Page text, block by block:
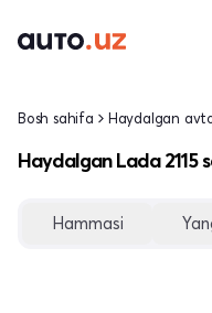
Bosh sahifa Haydalgan
Haydalgan Lada 2115
Hammasi